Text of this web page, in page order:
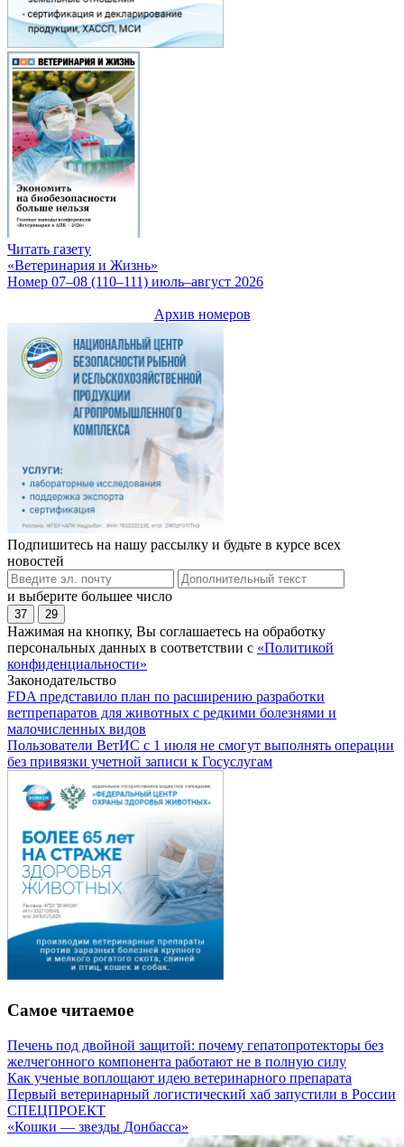
Читать газету
«Ветеринария и Жизнь»
Номер 07–08 (110–111) июль–август 2026
Архив номеров
Подпишитесь на нашу рассылку и будьте в курсе всех
новостей
и выберите большее число
37 29
Нажимая на кнопку, Вы соглашаетесь на обработку
персональных данных в соответствии с «Политикой
конфиденциальности»
Законодательство
FDA представило план по расширению разработки
ветпрепаратов для животных с редкими болезнями и
малочисленных видов
Пользователи ВетИС с 1 июля не смогут выполнять операции
без привязки учетной записи к Госуслугам
Самое читаемое
Печень под двойной защитой: почему гепатопротекторы без
желчегонного компонента работают не в полную силу
Как ученые воплощают идею ветеринарного препарата
Первый ветеринарный логистический хаб запустили в России
СПЕЦПРОЕКТ
«Кошки — звезды Донбасса»